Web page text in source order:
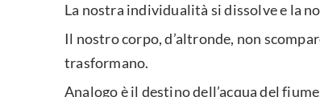
La nostra individualità si dissolve e la
Il nostro corpo, d’altronde, non
trasformano.
Analogo è il destino dell’acqua del